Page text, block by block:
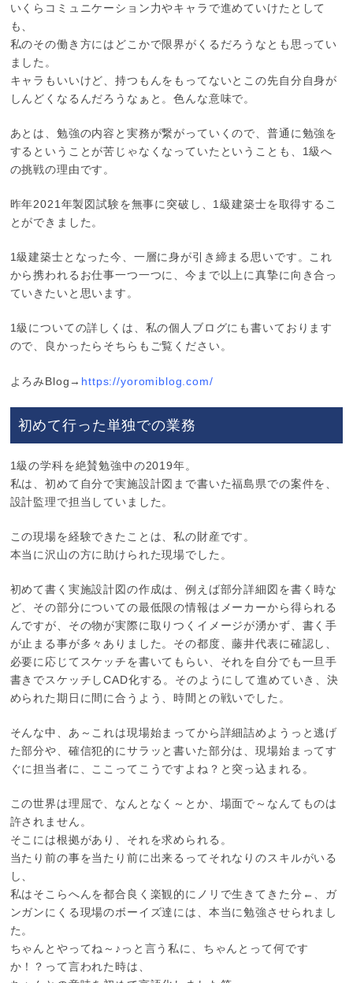
いくらコミュニケーション力やキャラで進めていけたとして
も、
私のその働き方にはどこかで限界がくるだろうなとも思ってい
ました。
キャラもいいけど、持つもんをもってないとこの先自分自身が
しんどくなるんだろうなぁと。色んな意味で。
あとは、勉強の内容と実務が繋がっていくので、普通に勉強を
するということが苦じゃなくなっていたということも、1級へ
の挑戦の理由です。
昨年2021年製図試験を無事に突破し、1級建築士を取得するこ
とができました。
1級建築士となった今、一層に身が引き締まる思いです。これ
から携われるお仕事一つ一つに、今まで以上に真摯に向き合っ
ていきたいと思います。
1級についての詳しくは、私の個人ブログにも書いております
ので、良かったらそちらもご覧ください。
よろみBlog→ https://yoromiblog.com/
初めて行った単独での業務
1級の学科を絶賛勉強中の2019年。
私は、初めて自分で実施設計図まで書いた福島県での案件を、
設計監理で担当していました。
この現場を経験できたことは、私の財産です。
本当に沢山の方に助けられた現場でした。
初めて書く実施設計図の作成は、例えば部分詳細図を書く時な
ど、その部分についての最低限の情報はメーカーから得られる
んですが、その物が実際に取りつくイメージが湧かず、書く手
が止まる事が多々ありました。その都度、藤井代表に確認し、
必要に応じてスケッチを書いてもらい、それを自分でも一旦手
書きでスケッチしCAD化する。そのようにして進めていき、決
められた期日に間に合うよう、時間との戦いでした。
そんな中、あ～これは現場始まってから詳細詰めようっと逃げ
た部分や、確信犯的にサラッと書いた部分は、現場始まってす
ぐに担当者に、ここってこうですよね？と突っ込まれる。
この世界は理屈で、なんとなく～とか、場面で～なんてものは
許されません。
そこには根拠があり、それを求められる。
当たり前の事を当たり前に出来るってそれなりのスキルがいる
し、
私はそこらへんを都合良く楽観的にノリで生きてきた分←、ガ
ンガンにくる現場のボーイズ達には、本当に勉強させられまし
た。
ちゃんとやってね～♪っと言う私に、ちゃんとって何です
か！？って言われた時は、